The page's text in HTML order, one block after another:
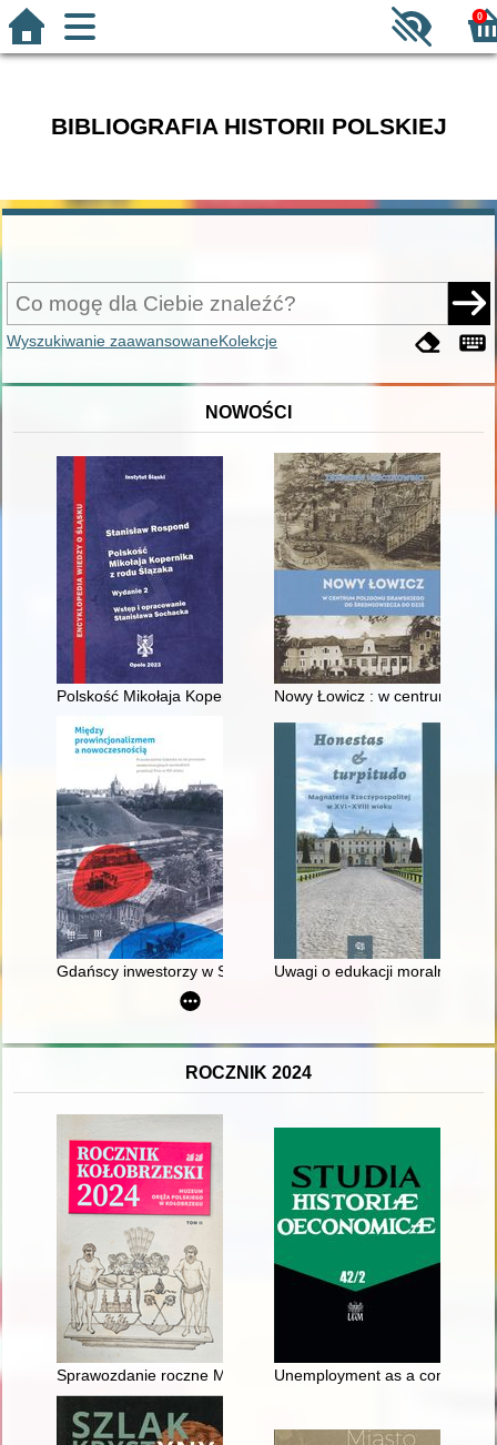
0
BIBLIOGRAFIA HISTORII POLSKIEJ
Wyszukiwanie zaawansowaneKolekcje
NOWOŚCI
Polskość Mikołaja Kopernika z rodu ŚlązakaNowy Łowicz : w centrum
Gdańscy inwestorzy w Sopocie : prestiż finansowy i
Uwagi o edukacji moralnej
ROCZNIK 2024
Sprawozdanie roczne Muzeum Oręża Polskiego w
Unemployment as a